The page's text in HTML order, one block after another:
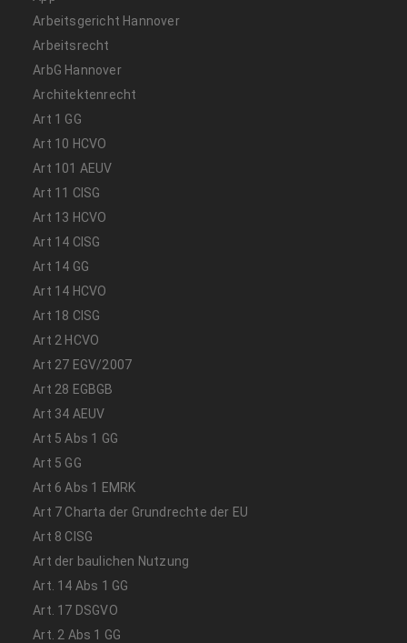
Arbeitsgericht Hannover
Arbeitsrecht
ArbG Hannover
Architektenrecht
Art 1 GG
Art 10 HCVO
Art 101 AEUV
Art 11 CISG
Art 13 HCVO
Art 14 CISG
Art 14 GG
Art 14 HCVO
Art 18 CISG
Art 2 HCVO
Art 27 EGV/2007
Art 28 EGBGB
Art 34 AEUV
Art 5 Abs 1 GG
Art 5 GG
Art 6 Abs 1 EMRK
Art 7 Charta der Grundrechte der EU
Art 8 CISG
Art der baulichen Nutzung
Art. 14 Abs 1 GG
Art. 17 DSGVO
Art. 2 Abs 1 GG